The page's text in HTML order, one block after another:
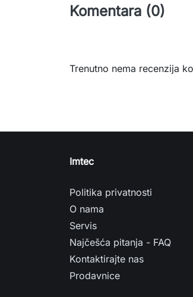
Komentara (0)
Trenutno nema recenzija
Imtec
Politika privatnosti
O nama
Servis
Najčešća pitanja - FAQ
Kontaktirajte nas
Prodavnice